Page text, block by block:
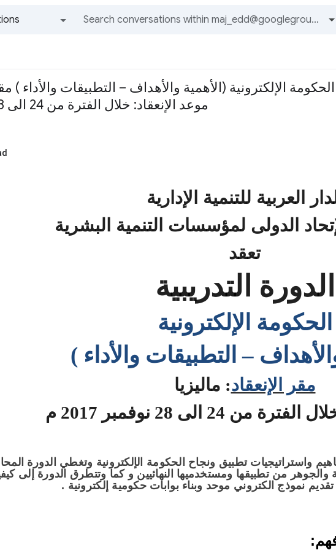
الإلكترونية (الأهمية والأهداف – التطبيقات والأداء )
موعد الإنعقاد: خلال الفترة من 24 الى 28 نوفمبر 2017 م
العربية للتنمية الإدارية
الدولى لمؤسسات التنمية البشرية
تعقد
الدورة التدريبية
الحكومة الإلكترونية
– التطبيقات والأداء )
مقر الإنعقاد: ماليزيا
الفترة من 24 الى 28 نوفمبر 2017 م
واستراتيجيات تطبيق ونجاح الحكومة الإلكترونية وتغطي الدورة
والجوهر من تطبيقها ومستخدميها النهائيين و كما وتتطرق الدورة إلى
نموذج الكتروني موحد وبناء بوابات حكومية إلكترونية .
: